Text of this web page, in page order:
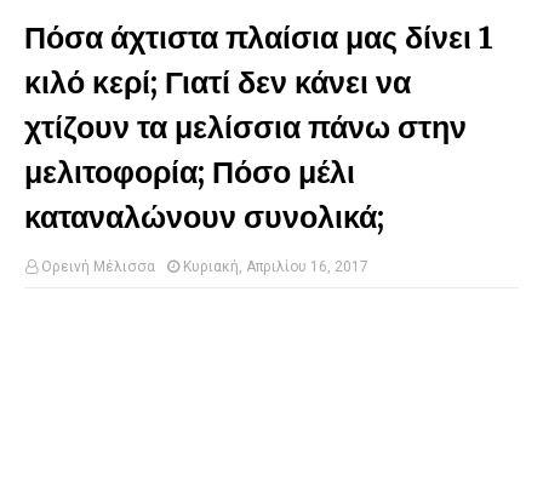
Πόσα άχτιστα πλαίσια μας δίνει 1
κιλό κερί; Γιατί δεν κάνει να
χτίζουν τα μελίσσια πάνω στην
μελιτοφορία; Πόσο μέλι
καταναλώνουν συνολικά;
Ορεινή Μέλισσα Κυριακή, Απριλίου 16, 2017